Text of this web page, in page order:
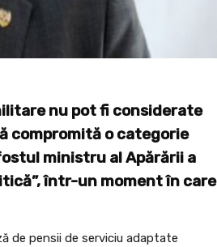
nu pot fi considerate
compromită o categorie
ministru al Apărării a
într-un moment în care
de pensii de serviciu adaptate